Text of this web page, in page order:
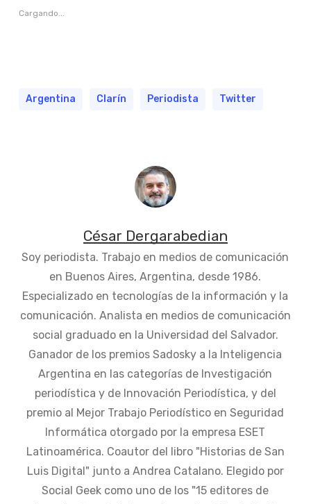
Cargando...
Argentina Clarín Periodista Twitter
César Dergarabedian
Soy periodista. Trabajo en medios de comunicación
en Buenos Aires, Argentina, desde 1986.
Especializado en tecnologías de la información y la
comunicación. Analista en medios de comunicación
social graduado en la Universidad del Salvador.
Ganador de los premios Sadosky a la Inteligencia
Argentina en las categorías de Investigación
periodística y de Innovación Periodística, y del
premio al Mejor Trabajo Periodístico en Seguridad
Informática otorgado por la empresa ESET
Latinoamérica. Coautor del libro "Historias de San
Luis Digital" junto a Andrea Catalano. Elegido por
Social Geek como uno de los "15 editores de